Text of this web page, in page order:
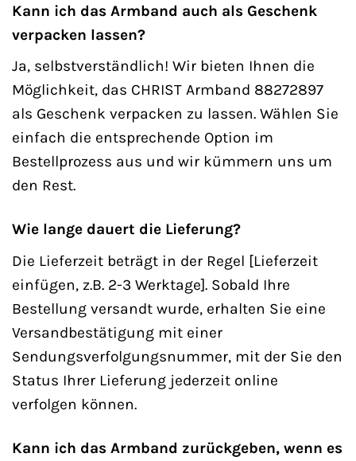
Kann ich das Armband auch als Geschenk
verpacken lassen?
Ja, selbstverständlich! Wir bieten Ihnen die
Möglichkeit, das CHRIST Armband 88272897
als Geschenk verpacken zu lassen. Wählen Sie
einfach die entsprechende Option im
Bestellprozess aus und wir kümmern uns um
den Rest.
Wie lange dauert die Lieferung?
Die Lieferzeit beträgt in der Regel [Lieferzeit
einfügen, z.B. 2-3 Werktage]. Sobald Ihre
Bestellung versandt wurde, erhalten Sie eine
Versandbestätigung mit einer
Sendungsverfolgungsnummer, mit der Sie den
Status Ihrer Lieferung jederzeit online
verfolgen können.
Kann ich das Armband zurückgeben, wenn es